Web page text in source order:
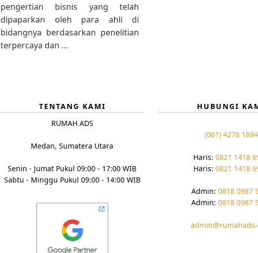
pengertian bisnis yang telah
dipaparkan oleh para ahli di
bidangnya berdasarkan penelitian
terpercaya dan …
TENTANG KAMI
RUMAH ADS
Medan, Sumatera Utara
Senin - Jumat Pukul 09:00 - 17:00 WIB
Sabtu - Minggu Pukul 09:00 - 14:00 WIB
HUBUNGI
(061) 4278 1894
Haris:0821 1418
Haris:0821 1418
Admin: 0818 0987
Admin: 0818 0987